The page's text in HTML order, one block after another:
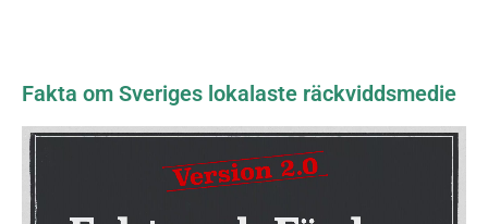
Fakta om Sveriges lokalaste räckviddsmedie